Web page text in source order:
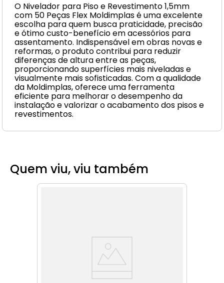
O Nivelador para Piso e Revestimento 1,5mm
com 50 Peças Flex Moldimplas é uma excelente
escolha para quem busca praticidade, precisão
e ótimo custo-benefício em acessórios para
assentamento. Indispensável em obras novas e
reformas, o produto contribui para reduzir
diferenças de altura entre as peças,
proporcionando superfícies mais niveladas e
visualmente mais sofisticadas. Com a qualidade
da Moldimplas, oferece uma ferramenta
eficiente para melhorar o desempenho da
instalação e valorizar o acabamento dos pisos e
revestimentos.
Quem viu, viu também